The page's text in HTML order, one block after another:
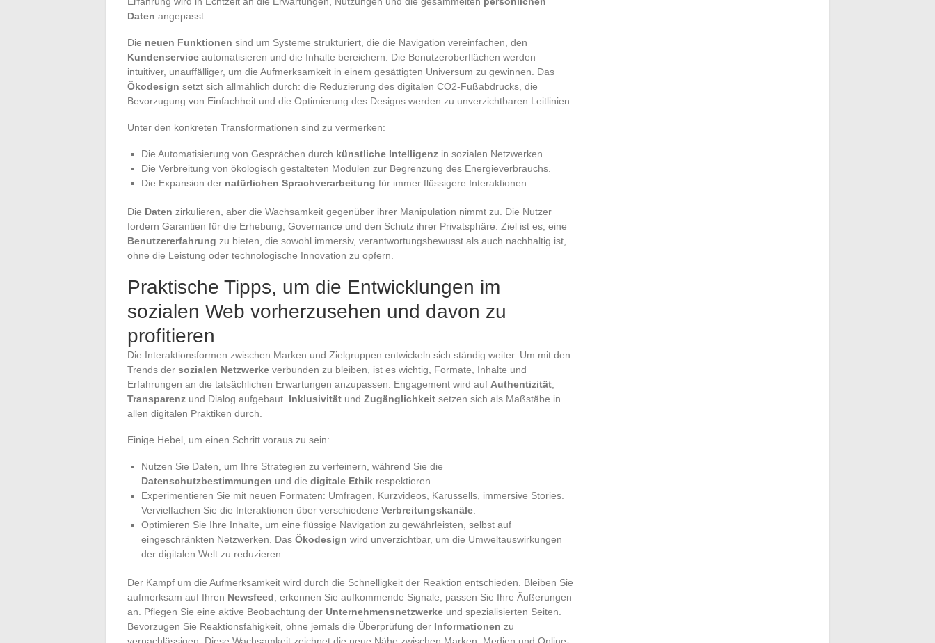
Daten angepasst.
Die neuen Funktionen sind um Systeme strukturiert, die die Navigation vereinfachen, den
Kundenservice automatisieren und die Inhalte bereichern. Die Benutzeroberflächen werden
intuitiver, unauffälliger, um die Aufmerksamkeit in einem gesättigten Universum zu gewinnen. Das
Ökodesign setzt sich allmählich durch: die Reduzierung des digitalen CO2-Fußabdrucks, die
Bevorzugung von Einfachheit und die Optimierung des Designs werden zu unverzichtbaren Leitlinien.
Unter den konkreten Transformationen sind zu vermerken:
Die Automatisierung von Gesprächen durch künstliche Intelligenz in sozialen Netzwerken.
Die Verbreitung von ökologisch gestalteten Modulen zur Begrenzung des Energieverbrauchs.
Die Expansion der natürlichen Sprachverarbeitung für immer flüssigere Interaktionen.
Die Daten zirkulieren, aber die Wachsamkeit gegenüber ihrer Manipulation nimmt zu. Die Nutzer
fordern Garantien für die Erhebung, Governance und den Schutz ihrer Privatsphäre. Ziel ist es, eine
Benutzererfahrung zu bieten, die sowohl immersiv, verantwortungsbewusst als auch nachhaltig ist,
ohne die Leistung oder technologische Innovation zu opfern.
Praktische Tipps, um die Entwicklungen im
sozialen Web vorherzusehen und davon zu
profitieren
Die Interaktionsformen zwischen Marken und Zielgruppen entwickeln sich ständig weiter. Um mit den
Trends der sozialen Netzwerke verbunden zu bleiben, ist es wichtig, Formate, Inhalte und
Erfahrungen an die tatsächlichen Erwartungen anzupassen. Engagement wird auf Authentizität
Transparenz und Dialog aufgebaut. Inklusivität und Zugänglichkeit setzen sich als Maßstäbe in
allen digitalen Praktiken durch.
Einige Hebel, um einen Schritt voraus zu sein:
Nutzen Sie Daten, um Ihre Strategien zu verfeinern, während Sie die
Datenschutzbestimmungen und die digitale Ethik respektieren.
Experimentieren Sie mit neuen Formaten: Umfragen, Kurzvideos, Karussells, immersive Stories.
Vervielfachen Sie die Interaktionen über verschiedene Verbreitungskanäle
Optimieren Sie Ihre Inhalte, um eine flüssige Navigation zu gewährleisten, selbst auf
eingeschränkten Netzwerken. Das Ökodesign wird unverzichtbar, um die Umweltauswirkungen
der digitalen Welt zu reduzieren.
Der Kampf um die Aufmerksamkeit wird durch die Schnelligkeit der Reaktion entschieden. Bleiben Sie
aufmerksam auf Ihren Newsfeed , erkennen Sie aufkommende Signale, passen Sie Ihre Äußerungen
an. Pflegen Sie eine aktive Beobachtung der Unternehmensnetzwerke und spezialisierten Seiten.
Bevorzugen Sie Reaktionsfähigkeit, ohne jemals die Überprüfung der Informationen zu